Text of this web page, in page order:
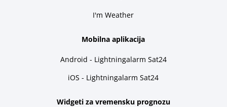
I'm Weather
Mobilna aplikacija
Android - Lightningalarm Sat24
iOS - Lightningalarm Sat24
Widgeti za vremensku prognozu